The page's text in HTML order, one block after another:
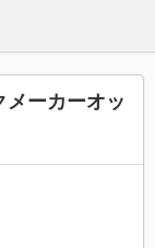
ーカーオッ